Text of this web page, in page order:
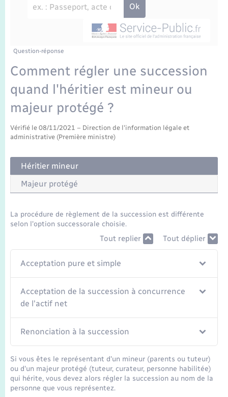
Etat-civil - Papiers - Citoyenneté
Parrainage civil
Concessions funéraires
Nouvel habitant
Numérique
Organisation d’événement
Sécurité - Prévention
Transports
Transports scolaires
Voirie et espace public
Travaux - Autorisation d’occupation de l’espace
Plan interactif
La Communauté de communes
Question-réponse
Comment régler une succession
quand l'héritier est mineur ou
majeur protégé ?
Vérifié le 08/11/2021 – Direction de l'information légale et
administrative (Première ministre)
Héritier mineur
Majeur protégé
La procédure de règlement de la succession est différente
selon l'option successorale choisie.
Tout replier Tout déplier
Acceptation pure et simple
Acceptation de la succession à concurrence
de l'actif net
Renonciation à la succession
Si vous êtes le représentant d'un mineur (parents ou tuteur)
ou d'un majeur protégé (tuteur, curateur, personne habilitée)
qui hérite, vous devez alors régler la succession au nom de la
personne que vous représentez.